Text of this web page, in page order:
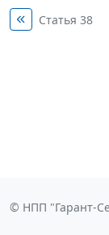
Статья 38
© НПП "Гарант-